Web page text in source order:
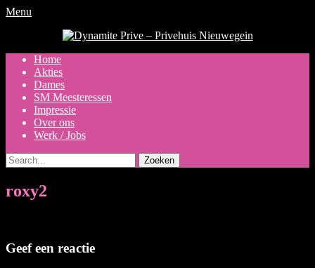
Menu
Dynamite Prive - Privehuis
Primair
menu
naar
inhoud
Home
Akties
Dames
SM Meesteressen
Impressie
Over ons
Werk / Jobs
Zoeken
naar:
roxy2
Geef een reactie